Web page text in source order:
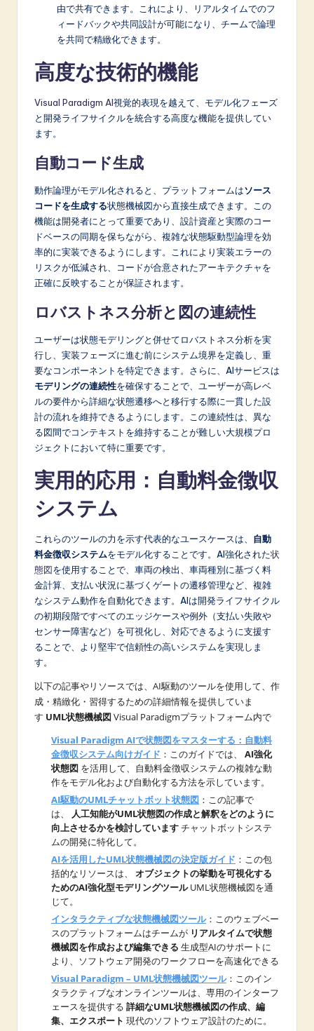
由で共有できます。これにより、リアルタイムでのフ
ィードバックや共同設計が可能になり、チームで論理
を共同で精緻化できます。
高度な技術的機能
Visual Paradigm AI視覚的表現を越えて、モデル化フェーズ
と開発ライフサイクルを統合する高度な機能を提供してい
ます。
自動コード生成
動作論理がモデル化されると、プラットフォームはソース
コードを生成する状態機械図から直接生成できます。この
機能は開発者にとって重要であり、設計資産と実際のコー
ドベースの同期を保ちながら、複雑な状態駆動型論理を効
率的に実装できるようにします。これにより実装エラーの
リスクが低減され、コードが合意されたアーキテクチャを
正確に反映することが保証されます。
ロバストネス分析と図の連続性
ユーザーは状態モデリングと併せてロバストネス分析を実
行し、実装フェーズに進む前にシステム境界を定義し、重
要なコンポーネントを特定できます。さらに、AIサービスは
モデリングの連続性を確保することで、ユーザーが高レベ
ルの要件から詳細な状態遷移へと移行する際に一貫した設
計の流れを維持できるようにします。この連続性は、異な
る図間でコンテキストを維持することが難しい大規模プロ
ジェクトにおいて特に重要です。
実用的応用：自動料金徴収
システム
これらのツールの力を示す代表的なユースケースは、 自動
料金徴収システムをモデル化することです。AI強化された状
態図を使用することで、車両の検出、車両種別に基づく料
金計算、支払い状況に基づくゲートの遷移管理など、複雑
なシステム動作を自動化できます。AIは開発ライフサイクル
の初期段階ですべてのエッジケースや例外（支払い失敗や
センサー障害など）を可視化し、対応できるように支援す
ることで、より堅牢で信頼性の高いシステムを実現しま
す。
以下の記事やリソースでは、AI駆動のツールを使用して、作
成・精緻化・習得するための詳細情報を提供していま
す UML状態機械図Visual Paradigmプラットフォーム内で
Visual Paradigm AIで状態図をマスターする：自動料
金徴収システム向けガイド ：このガイドでは、
AI強化
状態図 を活用して、自動料金徴収システムの複雑な動
作をモデル化および自動化する方法を示しています。
AI駆動のUMLチャットボット状態図 ：この記事で
は、
人工知能がUML状態図の作成と解釈をどのように
向上させるかを検討していますチャットボットシステ
ムの開発に特化して。
AIを活用したUML状態機械図の決定版ガイド ：この包
括的なリソースは、
オブジェクトの挙動を可視化する
ためのAI強化型モデリングツール UML状態機械図を通
じて。
インタラクティブな状態機械図ツール：このウェブベー
スのプラットフォームはチームが リアルタイムで状態
機械図を作成および編集できる 生成型AIのサポートに
より、ソフトウェア開発のワークフローを高速化できる
Visual Paradigm – UML状態機械図ツール：このイン
タラクティブなオンラインツールは、専用のインターフ
ェースを提供する 詳細なUML状態機械図の作成、編
集、エクスポート 現代のソフトウェア設計のために。